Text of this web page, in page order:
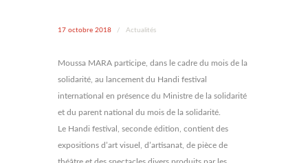
17 octobre 2018 / Actualités
Moussa MARA participe, dans le cadre du mois de la
solidarité, au lancement du Handi festival
international en présence du Ministre de la solidarité
et du parent national du mois de la solidarité.
Le Handi festival, seconde édition, contient des
expositions d’art visuel, d’artisanat, de pièce de